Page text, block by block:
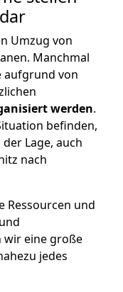
Umzug von
Manchmal
aufgrund von
werden.
befinden,
Lage, auch
nach
Ressourcen und
wir eine große
jedes